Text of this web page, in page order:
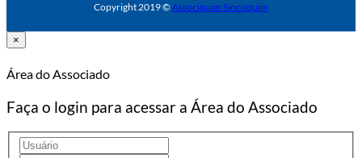
Copyright 2019 ©Associquim Sincoquim
×
Área do Associado
Faça o login para acessar a Área do Associado